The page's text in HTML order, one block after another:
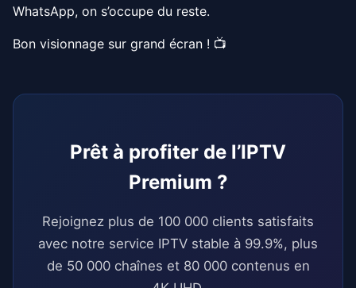
WhatsApp, on s’occupe du reste.
Bon visionnage sur grand écran ! 📺
Prêt à profiter de l’IPTV
Premium ?
Rejoignez plus de 100 000 clients satisfaits
avec notre service IPTV stable à 99.9%, plus
de 50 000 chaînes et 80 000 contenus en